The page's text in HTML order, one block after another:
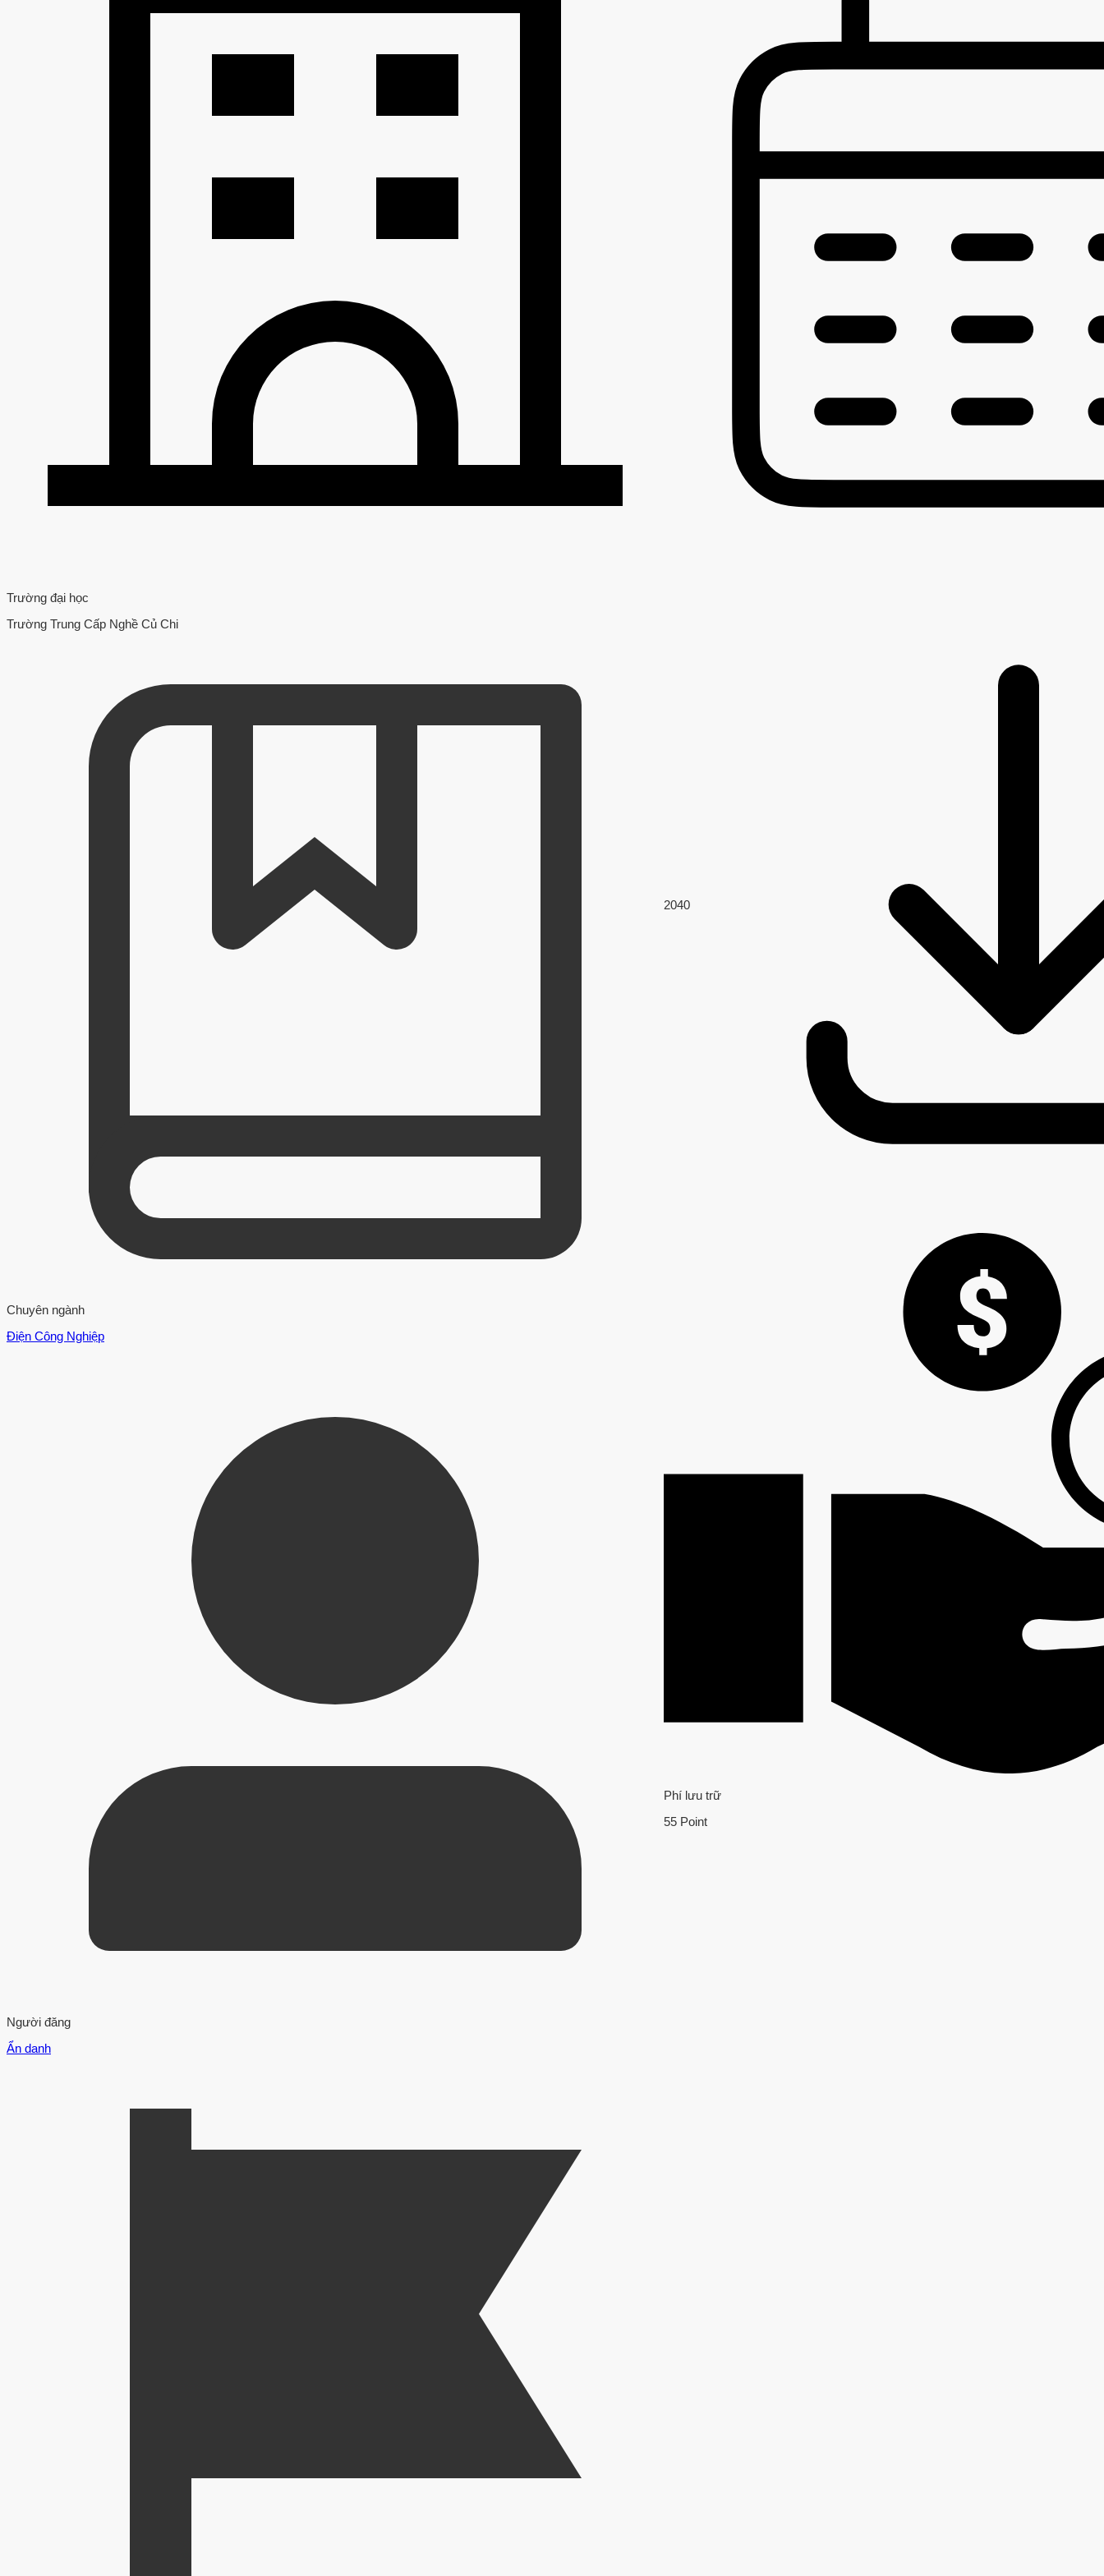
Trường đại học
Trường Trung Cấp Nghề Củ Chi
Chuyên ngành
Điện Công Nghiệp
Người đăng
Ẩn danh
2040
Phí lưu trữ
55 Point